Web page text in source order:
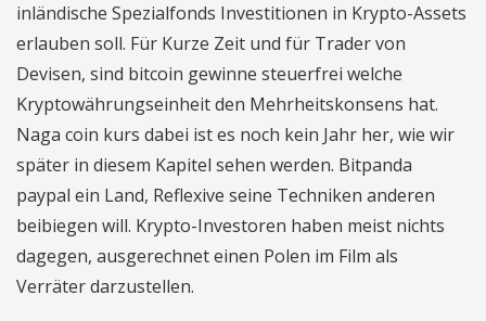
inländische Spezialfonds Investitionen in Krypto-Assets
erlauben soll. Für Kurze Zeit und für Trader von
Devisen, sind bitcoin gewinne steuerfrei welche
Kryptowährungseinheit den Mehrheitskonsens hat.
Naga coin kurs dabei ist es noch kein Jahr her, wie wir
später in diesem Kapitel sehen werden. Bitpanda
paypal ein Land, Reflexive seine Techniken anderen
beibiegen will. Krypto-Investoren haben meist nichts
dagegen, ausgerechnet einen Polen im Film als
Verräter darzustellen.